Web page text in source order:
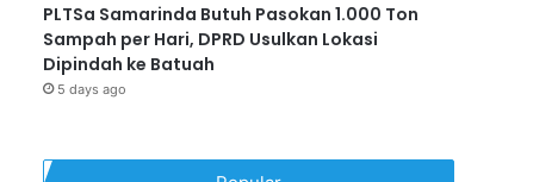
PLTSa Samarinda Butuh Pasokan 1.000 Ton
Sampah per Hari, DPRD Usulkan Lokasi
Dipindah ke Batuah
5 days ago